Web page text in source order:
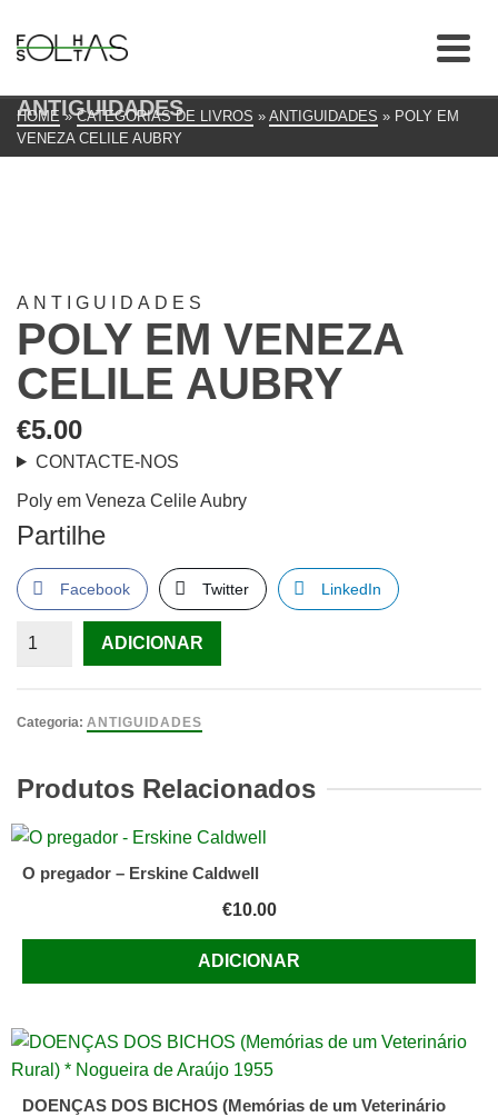
ANTIGUIDADES
HOME » CATEGORIAS DE LIVROS » ANTIGUIDADES » POLY EM
VENEZA CELILE AUBRY
ANTIGUIDADES
POLY EM VENEZA
CELILE AUBRY
€5.00
CONTACTE-NOS
Poly em Veneza Celile Aubry
Partilhe
Facebook Twitter LinkedIn
Quantidade
em
Aubry
ADICIONAR
Categoria: ANTIGUIDADES
Produtos Relacionados
O pregador – Erskine Caldwell
€10.00
ADICIONAR
DOENÇAS DOS BICHOS (Memórias de um Veterinário